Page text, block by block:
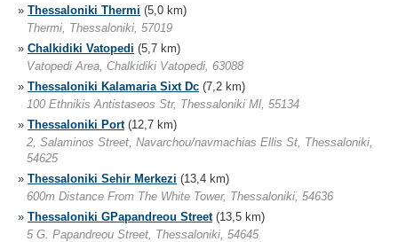
» Thessaloniki Thermi (5,0 km)
Thermi, Thessaloniki, 57019
» Chalkidiki Vatopedi (5,7 km)
Vatopedi Area, Chalkidiki Vatopedi, 63088
» Thessaloniki Kalamaria Sixt Dc (7,2 km)
100 Ethnikis Antistaseos Str, Thessaloniki Ml, 55134
» Thessaloniki Port(12,7 km)
2, Salaminos Street, Navarchou/navmachias Ellis St, Thessaloniki,
54625
» Thessaloniki Sehir Merkezi (13,4 km)
600m Distance From The White Tower, Thessaloniki, 54636
» Thessaloniki GPapandreou Street(13,5 km)
5 G. Papandreou Street, Thessaloniki, 54645